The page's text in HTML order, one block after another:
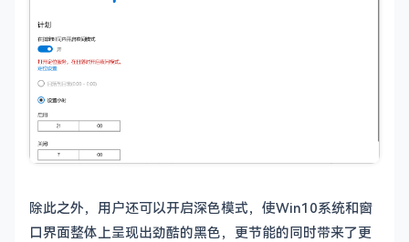
除此之外，用户还可以开启深色模式，使Win10系统和窗
口界面整体上呈现出劲酷的黑色，更节能的同时带来了更